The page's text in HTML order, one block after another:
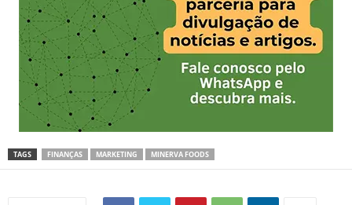
TAGS FINANÇAS MARKETING MINERVA FOODS